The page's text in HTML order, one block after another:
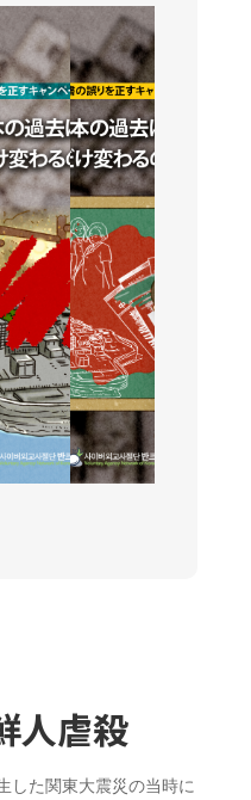
人虐殺
した関東大震災の当時に